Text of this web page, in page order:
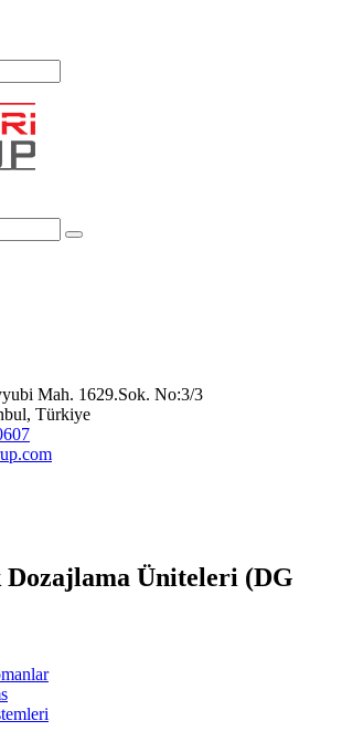
Mah. 1629.Sok. No:3/3
Türkiye
Üniteleri (DG